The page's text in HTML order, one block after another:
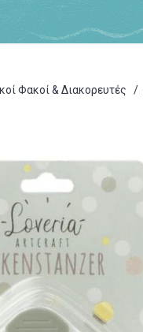
Φακοί & Διακορευτές /